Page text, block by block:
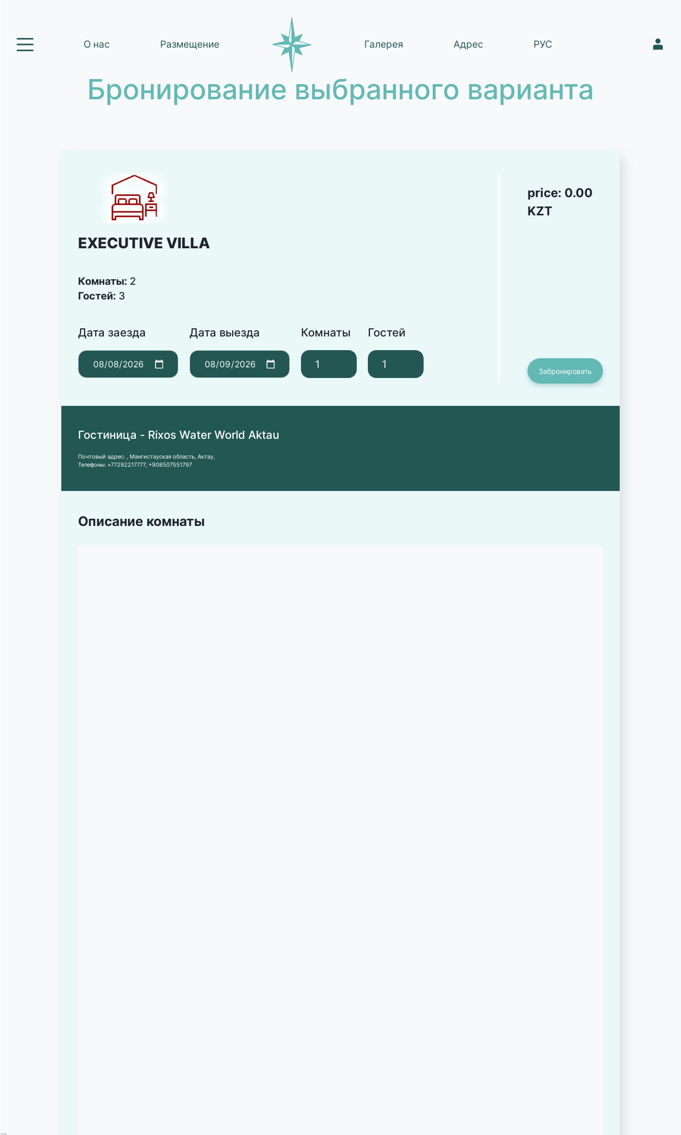
О нас Размещение Галерея Адрес РУС 1
Бронирование выбранного варианта
EXECUTIVE VILLA
Комнаты: 2
Гостей: 3
Дата заезда Дата выезда Комнаты Гостей
price: 0.00
KZT
Гостиница - Rixos Water World Aktau
Почтовый адрес:
, Мангистауская область, Актау,
Телефоны: +77292217777, +908507551797
Описание комнаты